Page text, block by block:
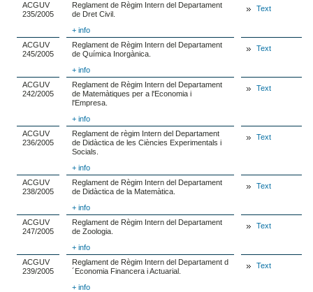
ACGUV
235/2005
Reglament de Règim Intern del Departament
de Dret Civil.
+ info
Text
ACGUV
245/2005
Reglament de Règim Intern del Departament
de Química Inorgànica.
+ info
Text
ACGUV
242/2005
Reglament de Règim Intern del Departament
de Matemàtiques per a l'Economia i
l'Empresa.
+ info
Text
ACGUV
236/2005
Reglament de règim Intern del Departament
de Didàctica de les Ciències Experimentals i
Socials.
+ info
Text
ACGUV
238/2005
Reglament de Règim Intern del Departament
de Didàctica de la Matemàtica.
+ info
Text
ACGUV
247/2005
Reglament de Règim Intern del Departament
de Zoologia.
+ info
Text
ACGUV
239/2005
Reglament de Règim Intern del Departament d
´Economia Financera i Actuarial.
+ info
Text